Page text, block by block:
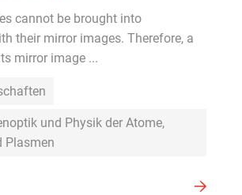
cannot be brought into
their mirror images. Therefore, a
mirror image ...
und Physik der Atome,
Plasmen